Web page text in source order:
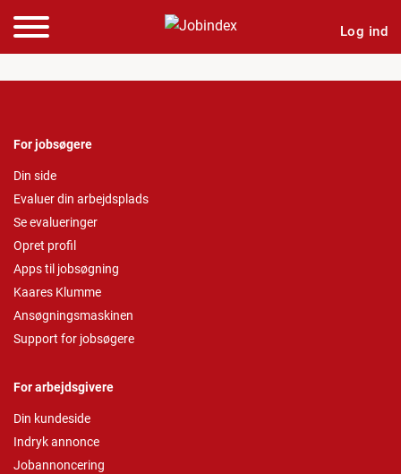
Log ind
For jobsøgere
Din side
Evaluer din arbejdsplads
Se evalueringer
Opret profil
Apps til jobsøgning
Kaares Klumme
Ansøgningsmaskinen
Support for jobsøgere
For arbejdsgivere
Din kundeside
Indryk annonce
Jobannoncering